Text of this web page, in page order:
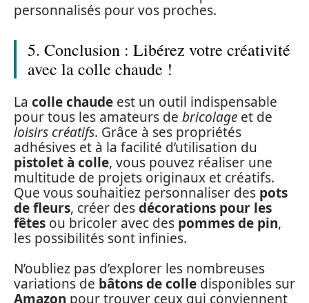
personnalisés pour vos proches.
5. Conclusion : Libérez votre créativité
avec la colle chaude !
La colle chaude est un outil indispensable
pour tous les amateurs de bricolage et de
loisirs créatifs. Grâce à ses propriétés
adhésives et à la facilité d’utilisation du
pistolet à colle, vous pouvez réaliser une
multitude de projets originaux et créatifs.
Que vous souhaitiez personnaliser des pots
de fleurs, créer desdécorations pour les
fêtes ou bricoler avec des pommes de pin,
les possibilités sont infinies.
N’oubliez pas d’explorer les nombreuses
variations de bâtons de colle disponibles sur
Amazon pour trouver ceux qui conviennent